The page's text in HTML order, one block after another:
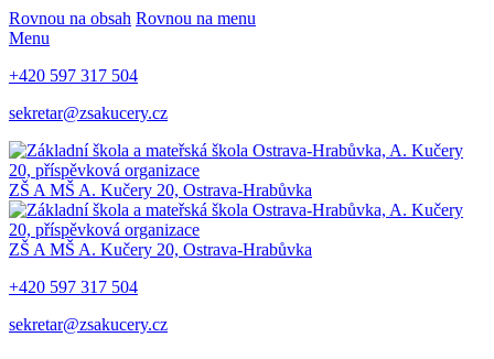
Rovnou na obsah Rovnou na menu
Menu
+420 597 317 504
sekretar@zsakucery.cz
ZŠ A MŠ A. Kučery 20, Ostrava-Hrabůvka
ZŠ A MŠ A. Kučery 20, Ostrava-Hrabůvka
+420 597 317 504
sekretar@zsakucery.cz